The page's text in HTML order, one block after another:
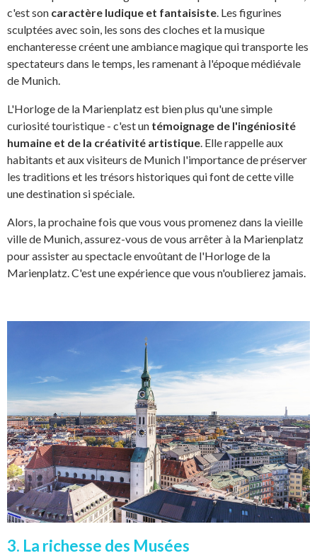
c'est son caractère ludique et fantaisiste. Les figurines
sculptées avec soin, les sons des cloches et la musique
enchanteresse créent une ambiance magique qui transporte les
spectateurs dans le temps, les ramenant à l'époque médiévale
de Munich.
L'Horloge de la Marienplatz est bien plus qu'une simple
curiosité touristique - c'est un témoignage de l'ingéniosité
humaine et de la créativité artistique. Elle rappelle aux
habitants et aux visiteurs de Munich l'importance de préserver
les traditions et les trésors historiques qui font de cette ville
une destination si spéciale.
Alors, la prochaine fois que vous vous promenez dans la vieille
ville de Munich, assurez-vous de vous arrêter à la Marienplatz
pour assister au spectacle envoûtant de l'Horloge de la
Marienplatz. C'est une expérience que vous n'oublierez jamais.
3. La richesse des Musées